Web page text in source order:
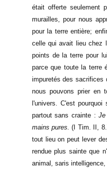
était offerte seulement
murailles, pour nous
pour la terre entière;
celle qui avait lieu chez
points de la terre pour
parce que toute la terre
impuretés des sacrifices
nous pouvons prier en
l'univers. C'est
partout sans crainte :
mains pures.(I Tim. II,
tout lieu on peut lever
rendue plus sainte que
animal, saris